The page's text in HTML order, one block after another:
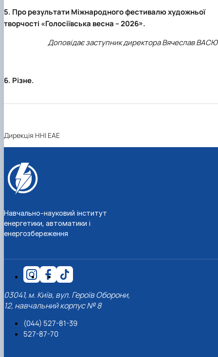
5. Про результати Міжнародного фестивалю художньої
творчості «Голосіївська весна – 2026».
Доповідає заступник директора Вячеслав
6. Різне.
Дирекція ННІ ЕАЕ
Навчально-науковий інститут
енергетики, автоматики і
енергозбереження
03041, м. Київ, вул. Героїв Оборони,
12, навчальний корпус № 8
(044) 527-81-39
527-87-70